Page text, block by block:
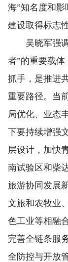
海”知名度和
建设取得标志
吴晓军强调
者”的重要载
抓手，是推进
重要路径。当
局优化、业态
下要持续增强
层设计，加快
南试验区和柴
旅游协同发展
文旅和农牧业
色工业等相融
完善全链条服
全防控与开放